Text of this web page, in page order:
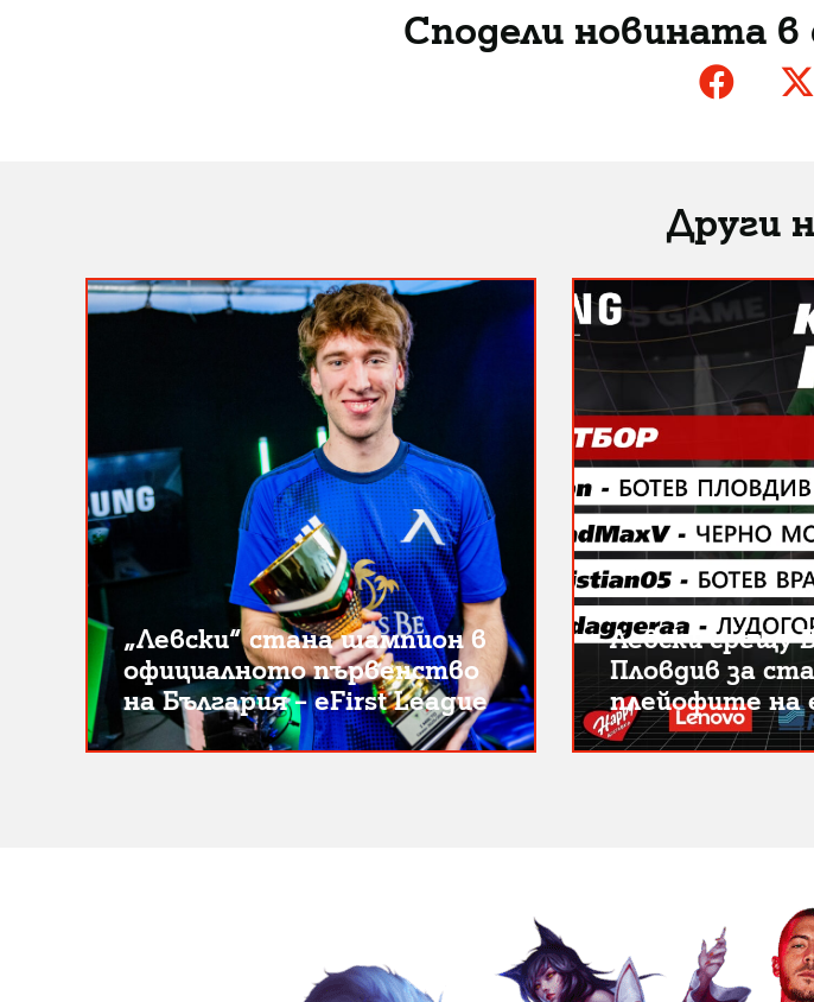
Сподели новината
Други
„Левски“ стана шампион в
официалното първенство
на България – eFirst League
Левски срещу
Пловдив за
плейофите на